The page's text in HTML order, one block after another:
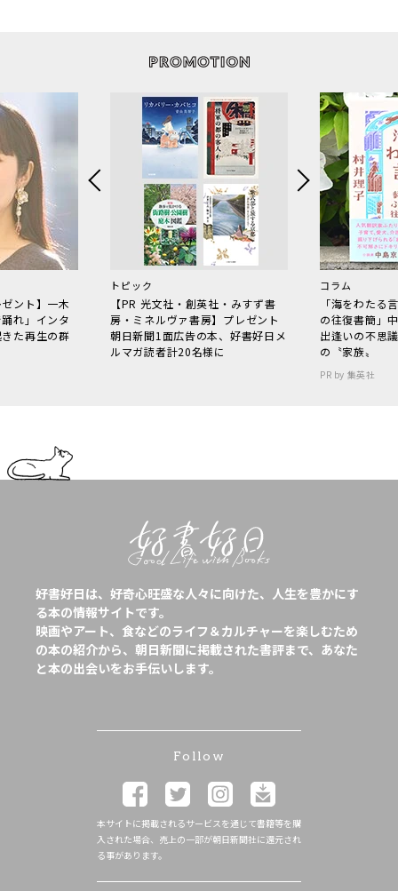
ント】一木
れ」インタ
た再生の群
トピック
【PR 光文社・創英社・みすず書
房・ミネルヴァ書房】プレゼント
朝日新聞1面広告の本、好書好日メ
ルマガ読者計20名様に
コラム
「海をわた
の往復書簡」
出逢いの不思
の〝家族〟
PR by 集英社
好書好日は、好奇心旺盛な人々に向けた、人生を豊かにす
る本の情報サイトです。
映画やアート、食などのライフ＆カルチャーを楽しむため
の本の紹介から、朝日新聞に掲載された書評まで、あなた
と本の出会いをお手伝いします。
Follow
本サイトに掲載されるサービスを通じて書籍等を購
入された場合、売上の一部が朝日新聞社に還元され
る事があります。